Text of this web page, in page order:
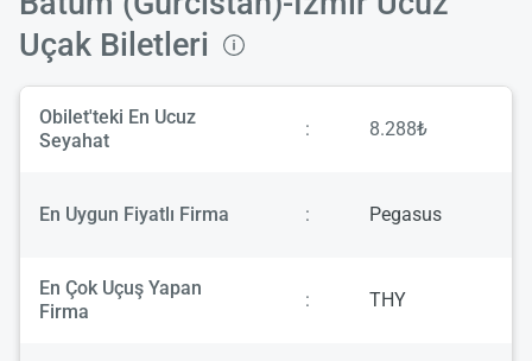
Uçak Biletleri
Obilet'teki En Ucuz
Seyahat
: 8.288₺
En Uygun Fiyatlı Firma : Pegasus
En Çok Uçuş Yapan
Firma
: THY